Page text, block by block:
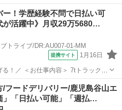
ー！学歴経験不問で日払い可
が活躍中》月収29万5680…
トライブ/DR:AU007-01-MM
提携サイト 1月16日
トラックに
務） ■車種・内容：DR:
：ヤマト運輸(姶良)センターなど ■
デリバリー
/フードデリバリー/鹿児島谷山エ
」「日払い可能」「週払…